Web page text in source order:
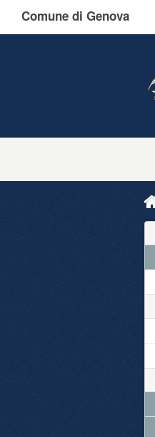
Comune di Genova